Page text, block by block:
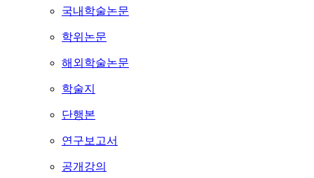
국내학술논문
학위논문
해외학술논문
학술지
단행본
연구보고서
공개강의